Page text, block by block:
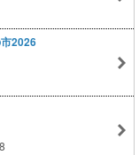
2026